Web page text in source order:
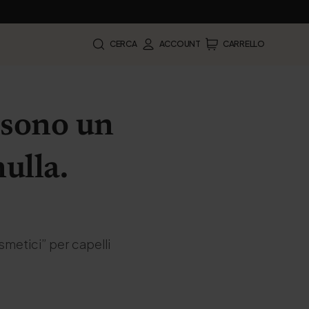
CERCA ACCOUNT CARRELLO
un
per capelli